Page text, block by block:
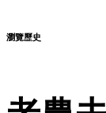
瀏覽歷史